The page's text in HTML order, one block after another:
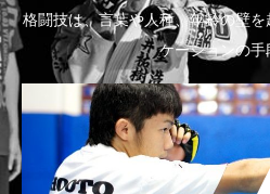
格闘技は、言葉や人種、年齢の壁
ケーションの手